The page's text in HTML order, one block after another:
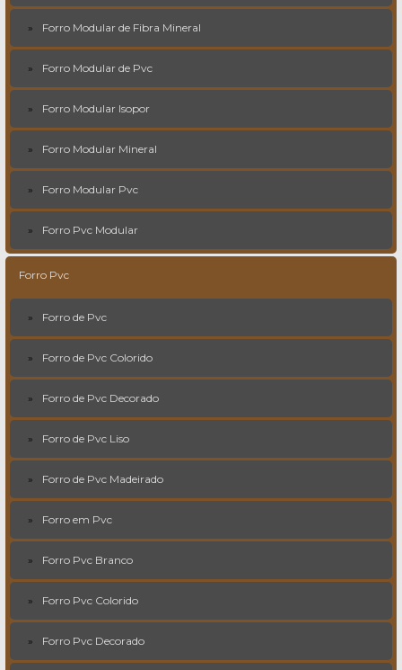
Forro Modular de Fibra Mineral
Forro Modular de Pvc
Forro Modular Isopor
Forro Modular Mineral
Forro Modular Pvc
Forro Pvc Modular
Forro Pvc
Forro de Pvc
Forro de Pvc Colorido
Forro de Pvc Decorado
Forro de Pvc Liso
Forro de Pvc Madeirado
Forro em Pvc
Forro Pvc Branco
Forro Pvc Colorido
Forro Pvc Decorado